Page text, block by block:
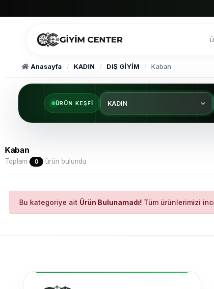
Anasayfa KADIN DIŞ GİYİM Kaban
ÜRÜN KEŞFI KADIN
Kaban
Toplam 0 ürün bulundu
Bu kategoriye ait Ürün Bulunamadı! Tüm ürünlerimizi